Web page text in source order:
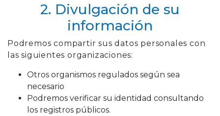
2. Divulgación de su
información
Podremos compartir sus datos personales con
las siguientes organizaciones:
Otros organismos regulados según sea
necesario
Podremos verificar su identidad consultando
los registros públicos.